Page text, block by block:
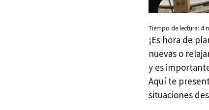
Tiempo de lectura: 4
¡Es hora de
nuevas o
y es
Aquí te
situaciones